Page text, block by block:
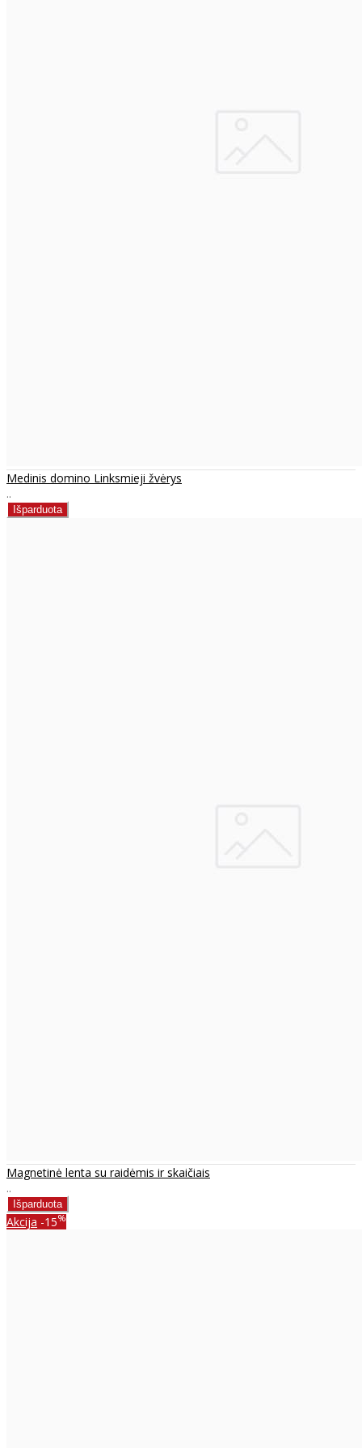
Medinis domino Linksmieji žvėrys
..
Magnetinė lenta su raidėmis ir skaičiais
..
Akcija -15%